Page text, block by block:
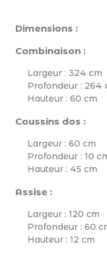
Dimensions :
Combinaison :
Largeur : 324 cm
Profondeur : 264
Hauteur : 60 cm
Coussins dos :
Largeur : 60 cm
Profondeur : 10
Hauteur : 45 cm
Assise :
Largeur : 120 cm
Profondeur : 60
Hauteur : 12 cm